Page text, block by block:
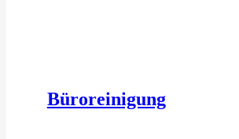
Büroreinigung